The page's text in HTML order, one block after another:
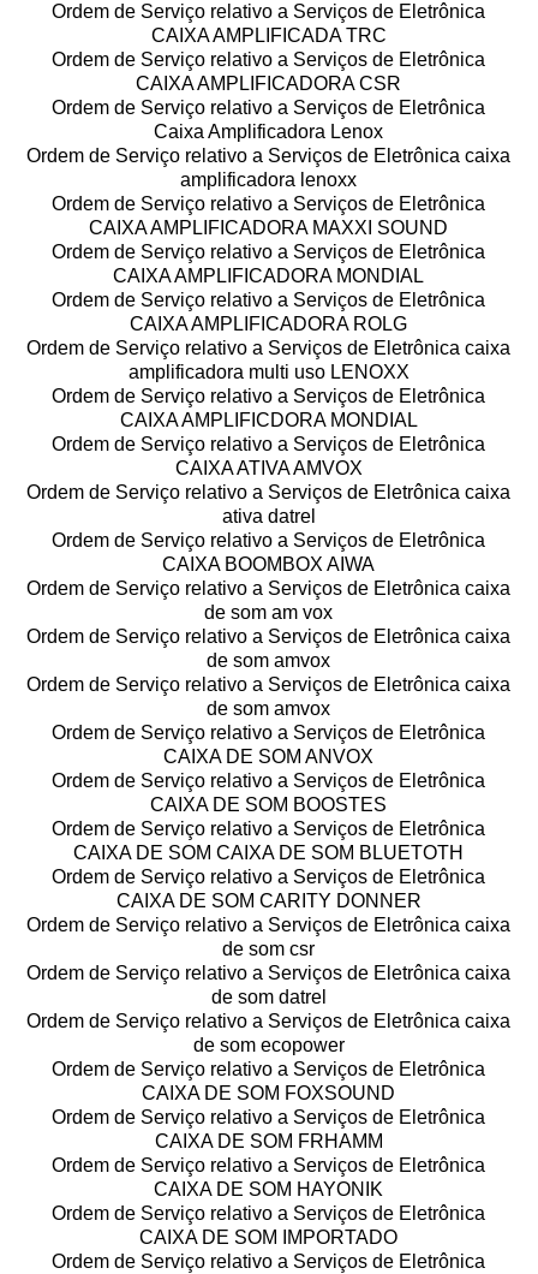
Ordem de Serviço relativo a Serviços de Eletrônica
CAIXA AMPLIFICADA TRC
Ordem de Serviço relativo a Serviços de Eletrônica
CAIXA AMPLIFICADORA CSR
Ordem de Serviço relativo a Serviços de Eletrônica
Caixa Amplificadora Lenox
Ordem de Serviço relativo a Serviços de Eletrônica caixa
amplificadora lenoxx
Ordem de Serviço relativo a Serviços de Eletrônica
CAIXA AMPLIFICADORA MAXXI SOUND
Ordem de Serviço relativo a Serviços de Eletrônica
CAIXA AMPLIFICADORA MONDIAL
Ordem de Serviço relativo a Serviços de Eletrônica
CAIXA AMPLIFICADORA ROLG
Ordem de Serviço relativo a Serviços de Eletrônica caixa
amplificadora multi uso LENOXX
Ordem de Serviço relativo a Serviços de Eletrônica
CAIXA AMPLIFICDORA MONDIAL
Ordem de Serviço relativo a Serviços de Eletrônica
CAIXA ATIVA AMVOX
Ordem de Serviço relativo a Serviços de Eletrônica caixa
ativa datrel
Ordem de Serviço relativo a Serviços de Eletrônica
CAIXA BOOMBOX AIWA
Ordem de Serviço relativo a Serviços de Eletrônica caixa
de som am vox
Ordem de Serviço relativo a Serviços de Eletrônica caixa
de som amvox
Ordem de Serviço relativo a Serviços de Eletrônica caixa
de som amvox
Ordem de Serviço relativo a Serviços de Eletrônica
CAIXA DE SOM ANVOX
Ordem de Serviço relativo a Serviços de Eletrônica
CAIXA DE SOM BOOSTES
Ordem de Serviço relativo a Serviços de Eletrônica
CAIXA DE SOM CAIXA DE SOM BLUETOTH
Ordem de Serviço relativo a Serviços de Eletrônica
CAIXA DE SOM CARITY DONNER
Ordem de Serviço relativo a Serviços de Eletrônica caixa
de som csr
Ordem de Serviço relativo a Serviços de Eletrônica caixa
de som datrel
Ordem de Serviço relativo a Serviços de Eletrônica caixa
de som ecopower
Ordem de Serviço relativo a Serviços de Eletrônica
CAIXA DE SOM FOXSOUND
Ordem de Serviço relativo a Serviços de Eletrônica
CAIXA DE SOM FRHAMM
Ordem de Serviço relativo a Serviços de Eletrônica
CAIXA DE SOM HAYONIK
Ordem de Serviço relativo a Serviços de Eletrônica
CAIXA DE SOM IMPORTADO
Ordem de Serviço relativo a Serviços de Eletrônica